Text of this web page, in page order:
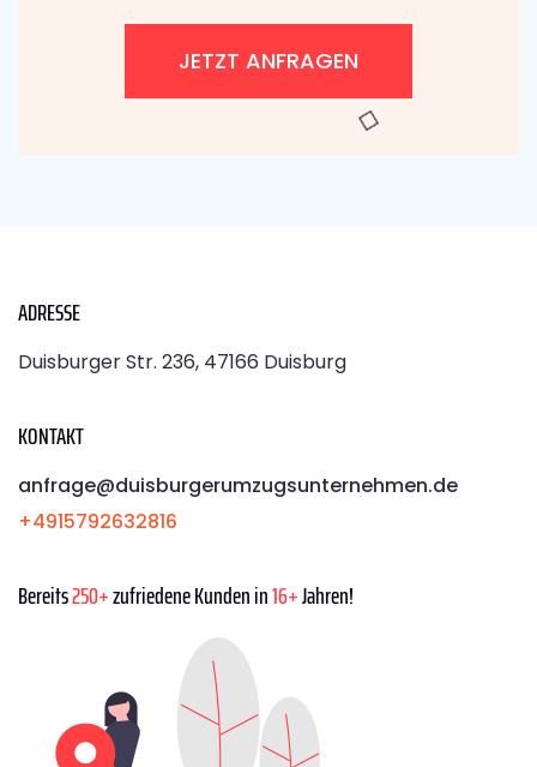
JETZT ANFRAGEN
ADRESSE
Duisburger Str. 236, 47166 Duisburg
KONTAKT
anfrage@duisburgerumzugsunternehmen.de
+4915792632816
Bereits250+zufriedene Kunden in16+Jahren!